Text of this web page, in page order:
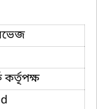
কর্তৃপক্ষ